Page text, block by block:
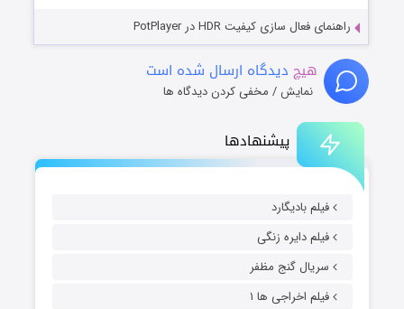
پیشنهادها
فیلم بادیگارد
فیلم دایره زنگی
سریال گنج مظفر
فیلم اخراجی ها ۱
راهنمای فعال سازی کیفیت HDR در PotPlayer
هیچ دیدگاه ارسال شده است
نمایش / مخفی کردن دیدگاه ها